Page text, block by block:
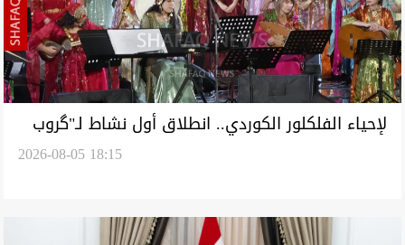
لإحياء الفلكلور الكوردي.. انطلاق أول نشاط لـ"گروب
2026-08-05 18:15